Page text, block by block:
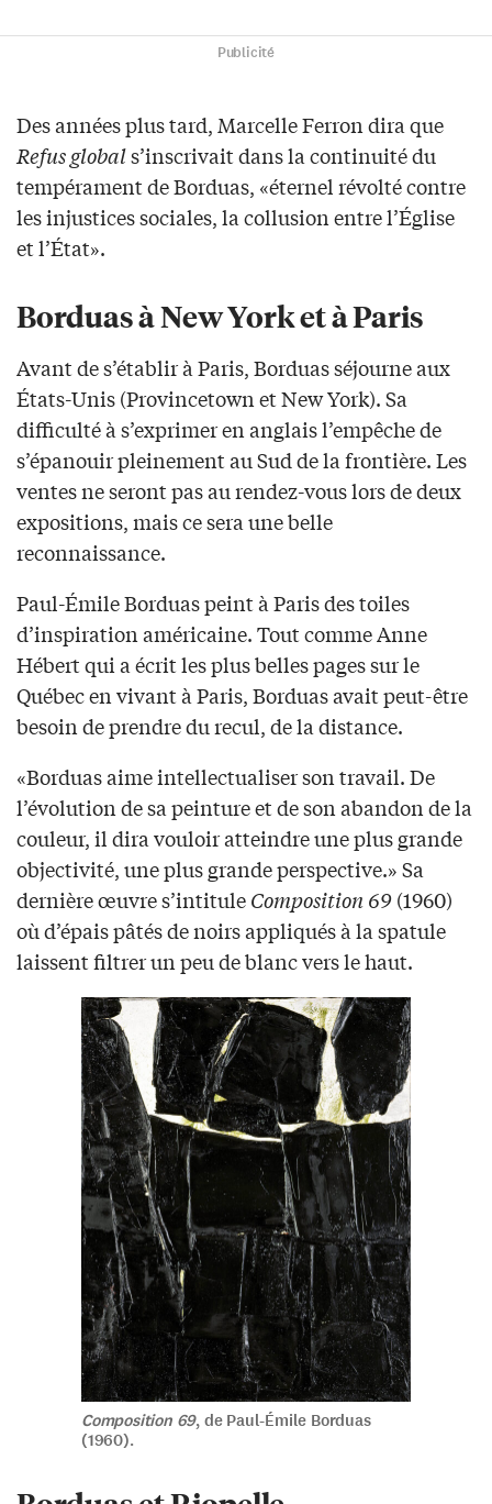
Publicité
Des années plus tard, Marcelle Ferron dira que
Refus globals’inscrivait dans la continuité du
tempérament de Borduas, «éternel révolté contre
les injustices sociales, la collusion entre l’Église
et l’État».
Borduas à New York et à Paris
Avant de s’établir à Paris, Borduas séjourne aux
États-Unis (Provincetown et New York). Sa
difficulté à s’exprimer en anglais l’empêche de
s’épanouir pleinement au Sud de la frontière. Les
ventes ne seront pas au rendez-vous lors de deux
expositions, mais ce sera une belle
reconnaissance.
Paul-Émile Borduas peint à Paris des toiles
d’inspiration américaine. Tout comme Anne
Hébert qui a écrit les plus belles pages sur le
Québec en vivant à Paris, Borduas avait peut-être
besoin de prendre du recul, de la distance.
«Borduas aime intellectualiser son travail. De
l’évolution de sa peinture et de son abandon de la
couleur, il dira vouloir atteindre une plus grande
objectivité, une plus grande perspective.» Sa
dernière œuvre s’intituleComposition 69(1960)
où d’épais pâtés de noirs appliqués à la spatule
laissent filtrer un peu de blanc vers le haut.
Composition 69, de Paul-Émile Borduas
(1960).